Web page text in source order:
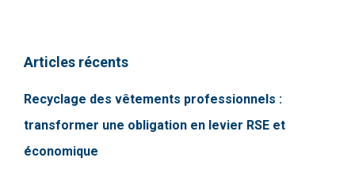
Articles récents
Recyclage des vêtements professionnels :
transformer une obligation en levier RSE et
économique